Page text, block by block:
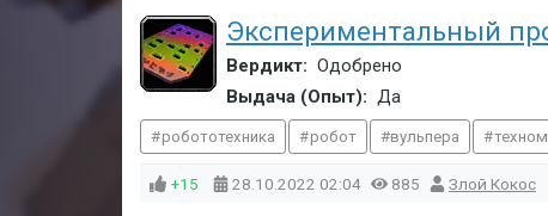
Экспериментальный
Вердикт: Одобрено
Выдача (Опыт): Да
робототехника робот вульпера
+15 28.10.2022 02:04 885 Злой Кокос